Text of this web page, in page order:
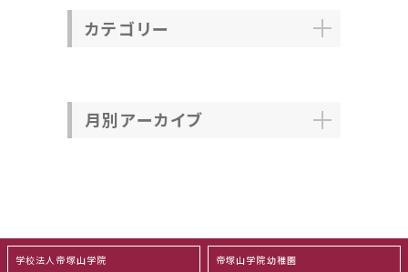
カテゴリー
月別アーカイブ
学校法人帝塚山学院 帝塚山学院幼稚園